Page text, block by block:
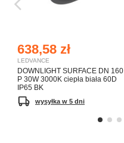
638,58 zł
LEDVANCE
DOWNLIGHT SURFACE DN 160
P 30W 3000K ciepła biała 60D
IP65 BK
wysyłka w 5 dni